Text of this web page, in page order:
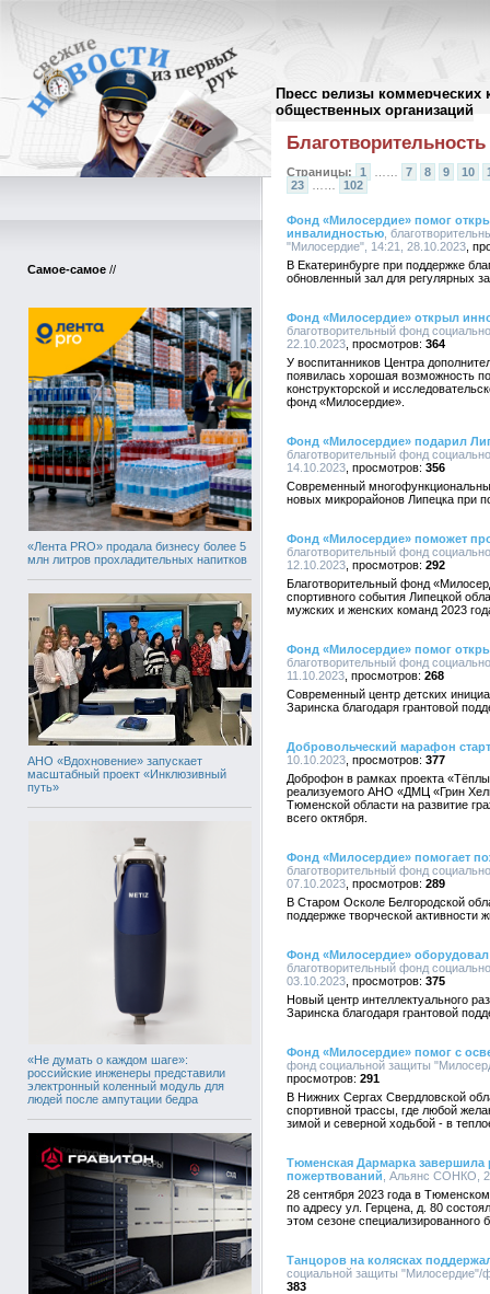
Пресс релизы коммерческих
общественных организаций
Самое-самое //
«Лента PRO» продала бизнесу более 5
млн литров прохладительных напитков
АНО «Вдохновение» запускает
масштабный проект «Инклюзивный
путь»
«Не думать о каждом шаге»:
российские инженеры представили
электронный коленный модуль для
людей после ампутации бедра
Архив пресс-релизов//
Благотворительность
Страницы: 1 7 8 9 10
23
102
Фонд «Милосердие» помог
инвалидностью ,
"Милосердие", 14:21, 28.10.2023
В Екатеринбурге при поддержке
обновленный зал для регулярных
Фонд «Милосердие» открыл
благотворительный фонд
22.10.2023
364
У воспитанников Центра
появилась хорошая возможность
конструкторской и
фонд «Милосердие».
Фонд «Милосердие» подарил
благотворительный фонд
14.10.2023
356
Современный
новых микрорайонов Липецка при
Фонд «Милосердие» поможет
благотворительный фонд
12.10.2023
292
Благотворительный фонд
спортивного события Липецкой
мужских и женских команд 2023
Фонд «Милосердие» помог
благотворительный фонд
11.10.2023
268
Современный центр детских
Заринска благодаря грантовой
Добровольческий марафон
10.10.2023
377
Доброфон в рамках проекта
реализуемого АНО «ДМЦ «Грин
Тюменской области на развитие
всего октября.
Фонд «Милосердие» помогает
благотворительный фонд
07.10.2023
289
В Старом Осколе Белгородской
поддержке творческой активности
Фонд «Милосердие»
благотворительный фонд
03.10.2023
375
Новый центр интеллектуального
Заринска благодаря грантовой
Фонд «Милосердие» помог с
фонд социальной защиты
291
В Нижних Сергах Свердловской
спортивной трассы, где любой
зимой и северной ходьбой - в
Тюменская Дармарка
пожертвований , Альянс СОНКО,
28 сентября 2023 года в
по адресу ул. Герцена, д. 80
этом сезоне
Танцоров на колясках
социальной защиты "Милосердие"/
383